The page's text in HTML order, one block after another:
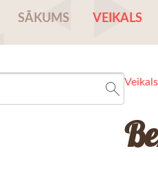
SĀKUMS VEIKALS
Veikals